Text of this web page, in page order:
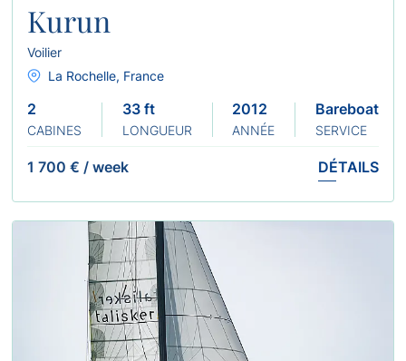
Kurun
Voilier
La Rochelle, France
2
CABINES
33 ft
LONGUEUR
2012
ANNÉE
Bareboat
SERVICE
1 700 € / week DÉTAILS